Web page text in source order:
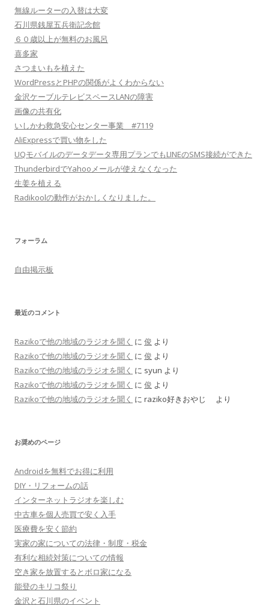
無線ルーターの入替は大変
石川県銭屋五兵衛記念館
６０歳以上が無料のお風呂
喜多家
さつまいもを植えた
WordPressとPHPの関係がよくわからない
金沢ケーブルテレビスペースLANの障害
画像の共有化
いしかわ救急安心センター事業 #7119
AliExpressで買い物をした
UQモバイルのデータデータ専用プランでもLINEのSMS接続ができた
ThunderbirdでYahooメールが使えなくなった
生姜を植える
Radikoolの動作がおかしくなりました。
フォーラム
自由掲示板
最近のコメント
Razikoで他の地域のラジオを聞く に 俊 より
Razikoで他の地域のラジオを聞く に 俊 より
Razikoで他の地域のラジオを聞く に syun より
Razikoで他の地域のラジオを聞く に 俊 より
Razikoで他の地域のラジオを聞く に raziko好きおやじ より
お奨めのページ
Androidを無料でお得に利用
DIY・リフォームの話
インターネットラジオを楽しむ
中古車を個人売買で安く入手
医療費を安く節約
実家の家についての法律・制度・税金
有利な相続対策についての情報
空き家を放置するとボロ家になる
能登のキリコ祭り
金沢と石川県のイベント